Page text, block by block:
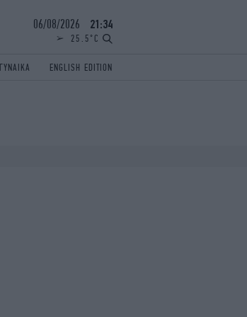
06/08/2026 21:34
25.5°C
ΓΥΝΑΙΚΑ ENGLISH EDITION